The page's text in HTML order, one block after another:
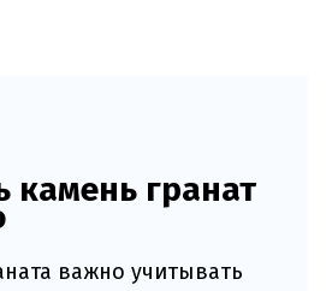
камень гранат
важно учитывать